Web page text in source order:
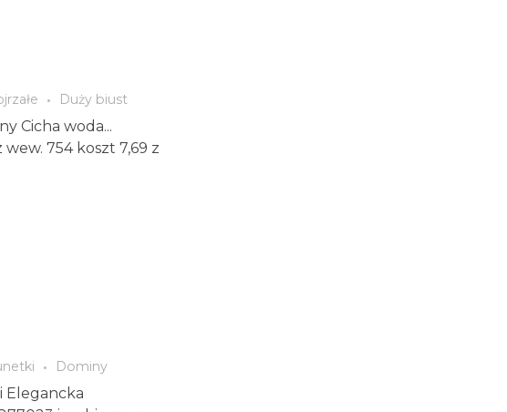
Duży biust
Cicha woda...
754 koszt 7,69 z
Dominy
Elegancka